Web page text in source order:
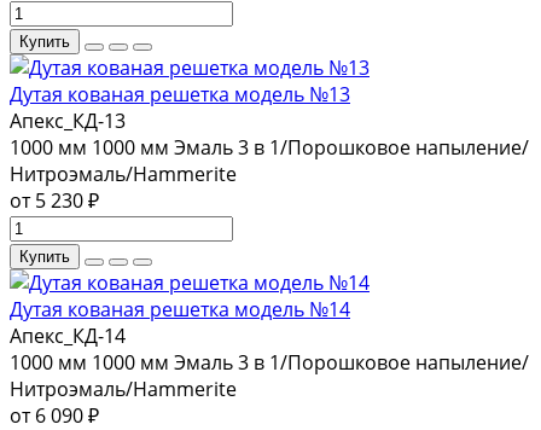
Купить
Дутая кованая решетка модель №13
Апекс_КД-13
1000 мм 1000 мм Эмаль 3 в 1/Порошковое напыление/
Нитроэмаль/Hammerite
от 5 230 ₽
Купить
Дутая кованая решетка модель №14
Апекс_КД-14
1000 мм 1000 мм Эмаль 3 в 1/Порошковое напыление/
Нитроэмаль/Hammerite
от 6 090 ₽